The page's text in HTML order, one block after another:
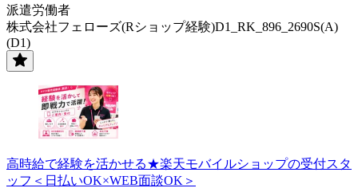
派遣労働者
株式会社フェローズ(Rショップ経験)D1_RK_896_2690S(A)
(D1)
高時給で経験を活かせる★楽天モバイルショップの受付スタ
ッフ＜日払いOK×WEB面談OK＞